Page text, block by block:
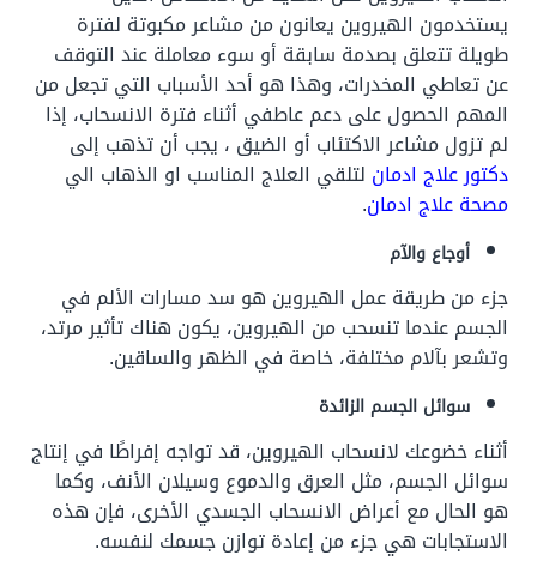
يستخدمون الهيروين يعانون من مشاعر مكبوتة لفترة
طويلة تتعلق بصدمة سابقة أو سوء معاملة عند التوقف
عن تعاطي المخدرات، وهذا هو أحد الأسباب التي تجعل من
المهم الحصول على دعم عاطفي أثناء فترة الانسحاب، إذا
لم تزول مشاعر الاكتئاب أو الضيق ، يجب أن تذهب إلى
دكتور علاج ادمان لتلقي العلاج المناسب او الذهاب الي
مصحة علاج ادمان.
أوجاع والآم
جزء من طريقة عمل الهيروين هو سد مسارات الألم في
الجسم عندما تنسحب من الهيروين، يكون هناك تأثير مرتد،
وتشعر بآلام مختلفة، خاصة في الظهر والساقين.
سوائل الجسم الزائدة
أثناء خضوعك لانسحاب الهيروين، قد تواجه إفراطًا في إنتاج
سوائل الجسم، مثل العرق والدموع وسيلان الأنف، وكما
هو الحال مع أعراض الانسحاب الجسدي الأخرى، فإن هذه
الاستجابات هي جزء من إعادة توازن جسمك لنفسه.